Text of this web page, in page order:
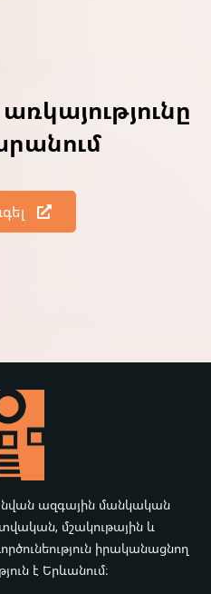
ազգային մանկական
մշակութային և
իրականացնող
է Երևանում։